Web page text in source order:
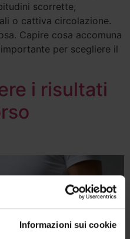
Informazioni sui cookie
scorrette,
o cattiva circolazione.
Capire cosa accomuna
per scegliere il
i risultati